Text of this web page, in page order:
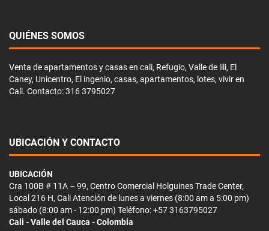
QUIÉNES SOMOS
Venta de apartamentos y casas en cali, Refugio, Valle de lili, El
Caney, Unicentro, El ingenio, casas, apartamentos, lotes, vivir en
Cali. Contacto: 316 3795027
UBICACIÓN Y CONTACTO
UBICACIÓN
Cra 100B # 11A – 99, Centro Comercial Holguines Trade Center,
Local 216 H, Cali Atención de lunes a viernes (8:00 am a 5:00 pm)
sábado (8:00 am - 12:00 pm) Teléfono: +57 3163795027
Cali - Valle del Cauca - Colombia